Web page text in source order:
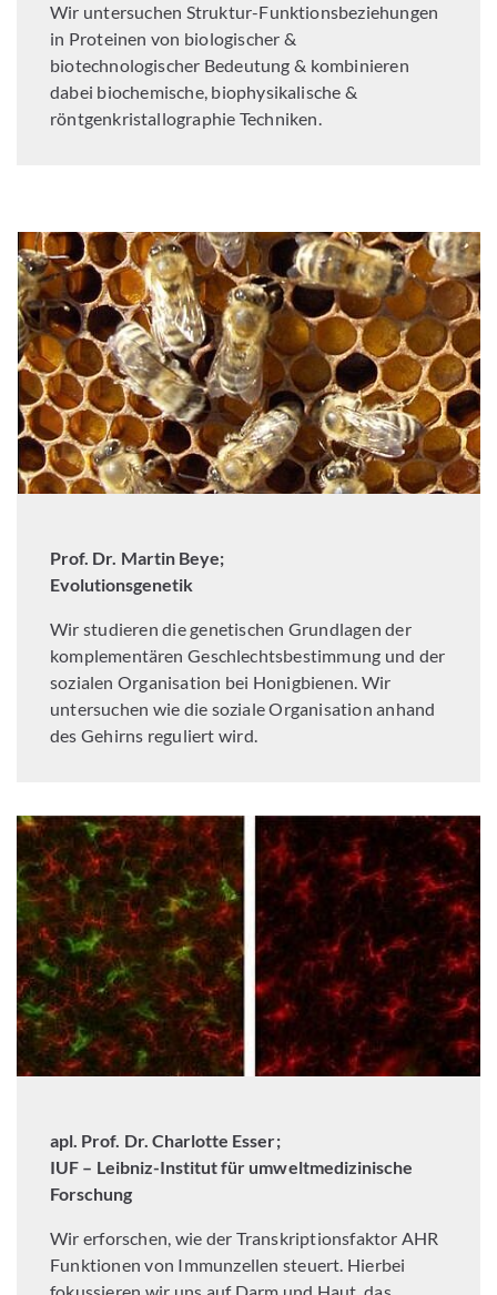
Wir untersuchen Struktur-Funktionsbeziehungen
in Proteinen von biologischer &
biotechnologischer Bedeutung & kombinieren
dabei biochemische, biophysikalische &
röntgenkristallographie Techniken.
Prof. Dr. Martin Beye;
Evolutionsgenetik
Wir studieren die genetischen Grundlagen der
komplementären Geschlechtsbestimmung und der
sozialen Organisation bei Honigbienen. Wir
untersuchen wie die soziale Organisation anhand
des Gehirns reguliert wird.
apl. Prof. Dr. Charlotte Esser;
IUF – Leibniz-Institut für umweltmedizinische
Forschung
Wir erforschen, wie der Transkriptionsfaktor AHR
Funktionen von Immunzellen steuert. Hierbei